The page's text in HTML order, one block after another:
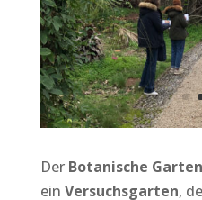
Der Botanische
ein Versuchsgarten,